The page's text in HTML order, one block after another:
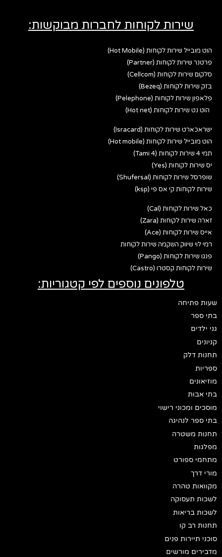
שירות לקוחות לחברות מבוקשות:
הוט מובייל שירות לקוחות (Hot Mobile)
פרטנר שירות לקוחות (Partner)
סלקום שירות לקוחות (Cellcom)
בזק שירות לקוחות (Bezeq)
פלאפון שירות לקוחות (Pelephone)
הוט נט שירות לקוחות (Hot net)
ישראכארט שירות לקוחות (Isracard)
הוט מובייל שירות לקוחות (Hot mobile)
תמי 4 שירות לקוחות (Tami 4)
יס שירות לקוחות (Yes)
שופרסל שירות לקוחות (Shufersal)
שירות לקוחות קי אס פי (ksp)
כאל שירות לקוחות (Cal)
זארה שירות לקוחות (Zara)
אייס שירות לקוחות (Ace)
רמי לוי שיווק השקמה שירות לקוחות
פנגו שירות לקוחות (Pango)
שירות לקוחות קסטרו (Castro)
טלפונים נוספים לפי קטגוריות:
שעות פתיחה
בתי ספר
גני ילדים
קניונים
תחנות דלק
ספריות
מוזיאונים
בתי אבות
מוסכים ומכוני רישוי
בתי ספר לנהיגה
תחנות משטרה
מפלגות
מתחמי ספורט
מורי דרך
מקוואות טהרה
לשכות תעסוקה
לשכות בריאות
תחנות רב קו
סוכני תיירות פנים
מדבירים מורשים